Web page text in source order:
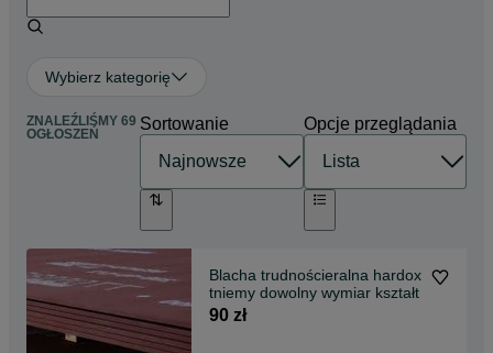
Wybierz kategorię
ZNALEŹLIŚMY 69
OGŁOSZEŃ
Sortowanie Opcje przeglądania
Blacha trudnościeralna hardox
tniemy dowolny wymiar kształt
90 zł